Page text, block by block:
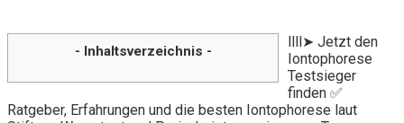
- Inhaltsverzeichnis -
llll➤ Jetzt den
Iontophorese
Testsieger
finden ✅
Ratgeber, Erfahrungen und die besten Iontophorese laut